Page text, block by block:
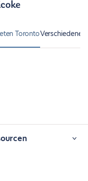
TorontoVerschiedene